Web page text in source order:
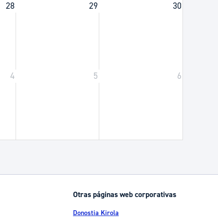
28 29 30
4 5 6
Otras páginas web corporativas
Donostia Kirola